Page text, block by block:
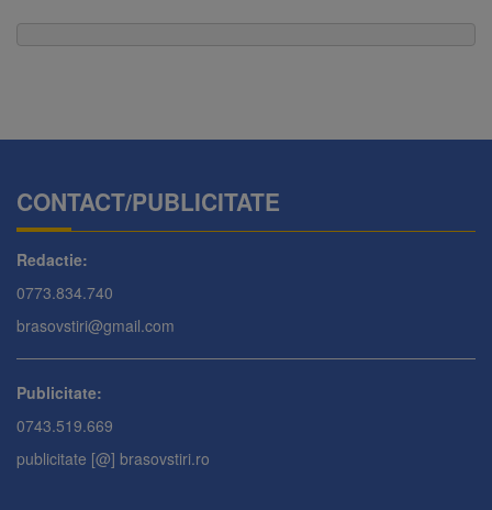
CONTACT/PUBLICITATE
Redactie:
0773.834.740
brasovstiri@gmail.com
Publicitate:
0743.519.669
publicitate [@] brasovstiri.ro